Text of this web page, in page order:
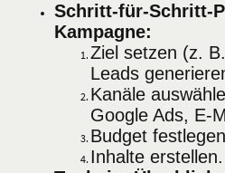
Schritt-für-Schritt-
Kampagne:
Ziel setzen (z.
Leads
Kanäle
Google Ads, E-
Budget
Inhalte erstellen.